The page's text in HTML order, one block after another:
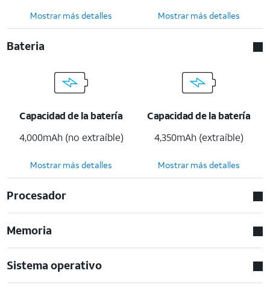
Mostrar más detalles Mostrar más detalles
Bateria
Capacidad de la batería
4,000mAh (no extraíble)
Capacidad de la batería
4,350mAh (extraíble)
Mostrar más detalles Mostrar más detalles
Procesador
Memoria
Sistema operativo